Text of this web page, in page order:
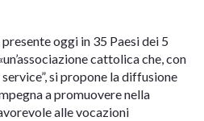
oggi in 35 Paesi dei 5
cattolica che, con
si propone la diffusione
a promuovere nella
alle vocazioni